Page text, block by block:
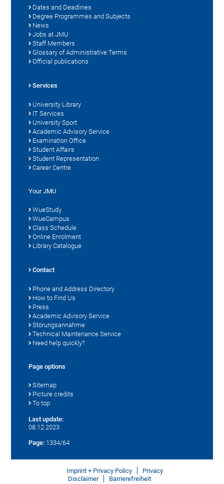
Dates and Deadlines
Degree Programmes and Subjects
News
Jobs at JMU
Staff Members
Glossary of Administrative Terms
Official publications
Services
University Library
IT Services
University Sport
Academic Advisory Service
Examination Office
Student Affairs
Student Representation
Career Centre
Your JMU
WueStudy
WueCampus
Class Schedule
Online Enrolment
Library Catalogue
Contact
Phone and Address Directory
How to Find Us
Press
Academic Advisory Service
Störungsannahme
Technical Maintenance Service
Need help quickly?
Page options
Sitemap
Picture credits
To top
Last update:
08.12.2023
Page: 1334/64
Imprint + Privacy Policy
Privacy
Disclaimer
Barrierefreiheit